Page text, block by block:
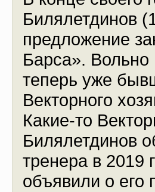
Билялетдинов
предложение
Барса». Вольно
теперь уже
Векторного
Какие-то
Билялетдинов
тренера в 2019
объявили о его